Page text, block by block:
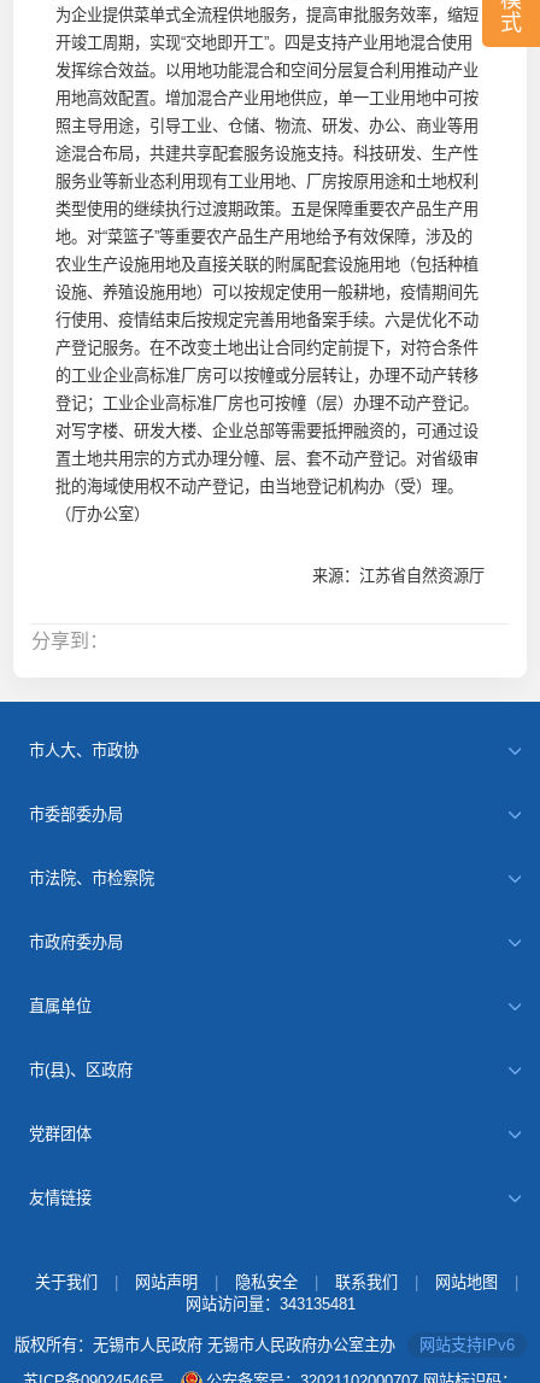
式
为企业提供菜单式全流程供地服务，提高审批服务效率，缩短
开竣工周期，实现“交地即开工”。四是支持产业用地混合使用
发挥综合效益。以用地功能混合和空间分层复合利用推动产业
用地高效配置。增加混合产业用地供应，单一工业用地中可按
照主导用途，引导工业、仓储、物流、研发、办公、商业等用
途混合布局，共建共享配套服务设施支持。科技研发、生产性
服务业等新业态利用现有工业用地、厂房按原用途和土地权利
类型使用的继续执行过渡期政策。五是保障重要农产品生产用
地。对“菜篮子”等重要农产品生产用地给予有效保障，涉及的
农业生产设施用地及直接关联的附属配套设施用地（包括种植
设施、养殖设施用地）可以按规定使用一般耕地，疫情期间先
行使用、疫情结束后按规定完善用地备案手续。六是优化不动
产登记服务。在不改变土地出让合同约定前提下，对符合条件
的工业企业高标准厂房可以按幢或分层转让，办理不动产转移
登记；工业企业高标准厂房也可按幢（层）办理不动产登记。
对写字楼、研发大楼、企业总部等需要抵押融资的，可通过设
置土地共用宗的方式办理分幢、层、套不动产登记。对省级审
批的海域使用权不动产登记，由当地登记机构办（受）理。
（厅办公室）
来源：江苏省自然资源厅
分享到：
市人大、市政协
市委部委办局
市法院、市检察院
市政府委办局
直属单位
市(县)、区政府
党群团体
友情链接
关于我们 网站声明 隐私安全 联系我们 网站地图
网站访问量： 343135481
版权所有：无锡市人民政府 无锡市人民政府办公室主办
网站支持IPv6